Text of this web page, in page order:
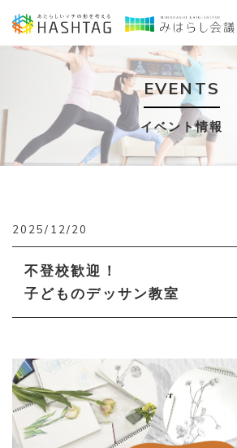
EVENTS
イベント情報
2025/12/20
不登校歓迎！
子どものデッサン教室